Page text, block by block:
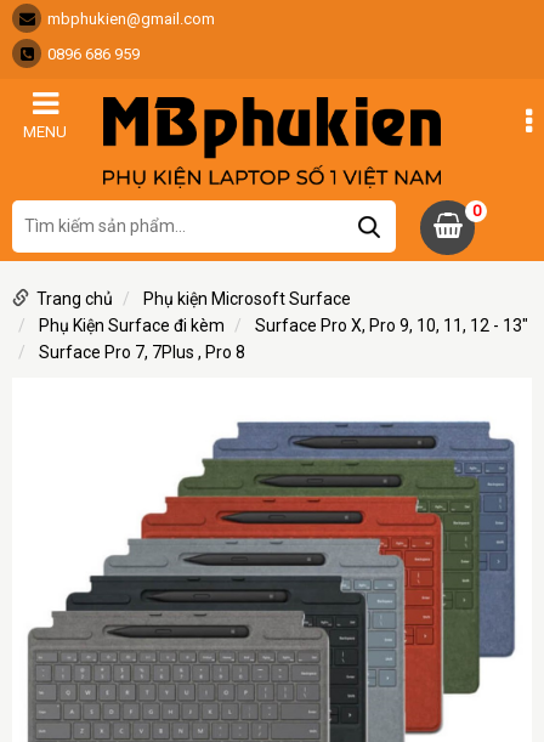
mbphukien@gmail.com
0896 686 959
MENU
0
Trang chủ
Phụ kiện Microsoft Surface
Phụ Kiện Surface đi kèm
Surface Pro X, Pro 9, 10, 11, 12 - 13"
Surface Pro 7, 7Plus , Pro 8